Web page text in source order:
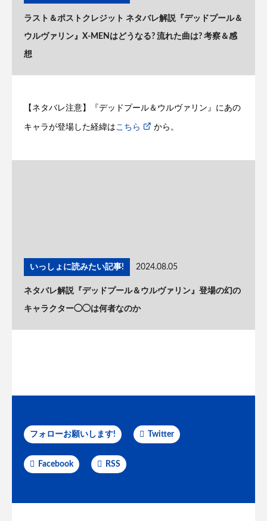
ラスト＆ポストクレジット ネタバレ解説『デッドプール＆
ウルヴァリン』X-MENはどうなる? 流れた曲は? 考察＆感
想
【ネタバレ注意】『デッドプール＆ウルヴァリン』にあの
キャラが登場した経緯はこちら から。
いっしょに読みたい記事! 2024.08.05
ネタバレ解説『デッドプール＆ウルヴァリン』登場の幻の
キャラクター◯◯は何者なのか
フォローお願いします! Twitter
Facebook RSS